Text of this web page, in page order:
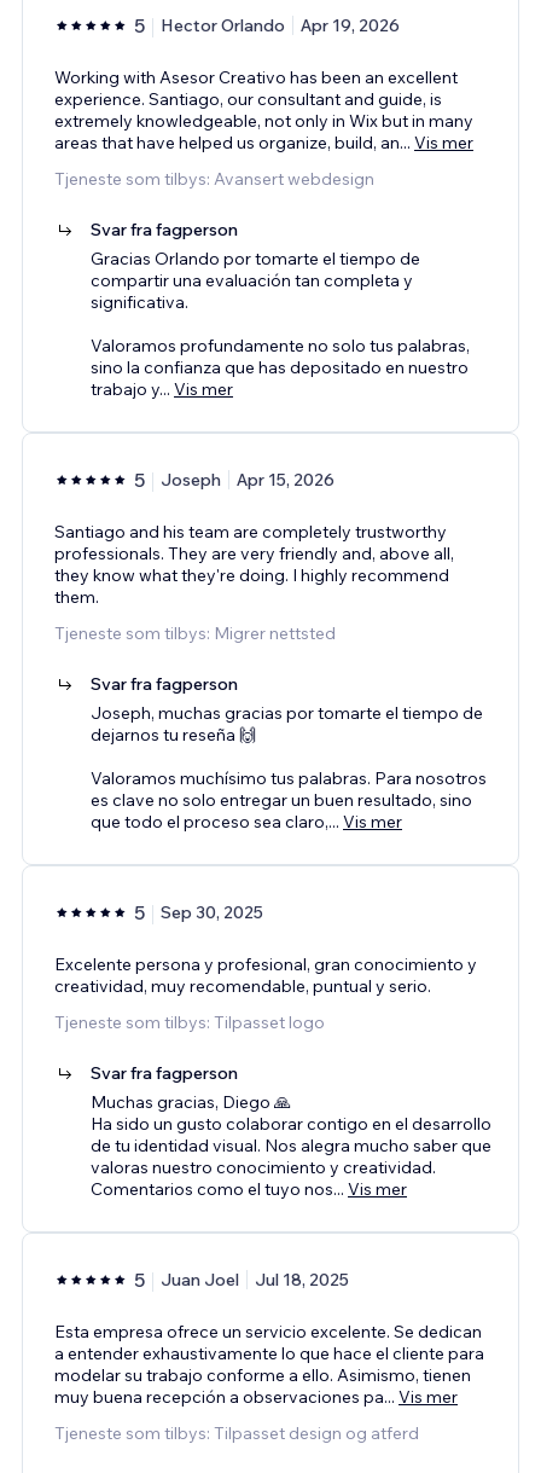
5 Hector Orlando Apr 19, 2026
Working with Asesor Creativo has been an excellent
experience. Santiago, our consultant and guide, is
extremely knowledgeable, not only in Wix but in many
areas that have helped us organize, build, an... Vis mer
Tjeneste som tilbys: Avansert webdesign
Svar fra fagperson
Gracias Orlando por tomarte el tiempo de
compartir una evaluación tan completa y
significativa.
Valoramos profundamente no solo tus palabras,
sino la confianza que has depositado en nuestro
trabajo y... Vis mer
5 Joseph Apr 15, 2026
Santiago and his team are completely trustworthy
professionals. They are very friendly and, above all,
they know what they're doing. I highly recommend
them.
Tjeneste som tilbys: Migrer nettsted
Svar fra fagperson
Joseph, muchas gracias por tomarte el tiempo de
dejarnos tu reseña 🙌
Valoramos muchísimo tus palabras. Para nosotros
es clave no solo entregar un buen resultado, sino
que todo el proceso sea claro,... Vis mer
5 Sep 30, 2025
Excelente persona y profesional, gran conocimiento y
creatividad, muy recomendable, puntual y serio.
Tjeneste som tilbys: Tilpasset logo
Svar fra fagperson
Muchas gracias, Diego 🙏
Ha sido un gusto colaborar contigo en el desarrollo
de tu identidad visual. Nos alegra mucho saber que
valoras nuestro conocimiento y creatividad.
Comentarios como el tuyo nos... Vis mer
5 Juan Joel Jul 18, 2025
Esta empresa ofrece un servicio excelente. Se dedican
a entender exhaustivamente lo que hace el cliente para
modelar su trabajo conforme a ello. Asimismo, tienen
muy buena recepción a observaciones pa... Vis mer
Tjeneste som tilbys: Tilpasset design og atferd